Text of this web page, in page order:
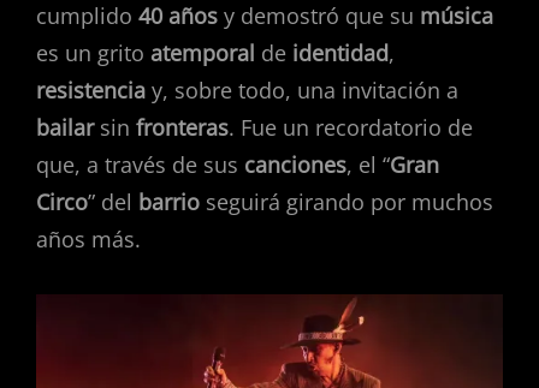
cumplido 40 años y demostró que su música
es un grito atemporal de identidad,
resistencia y, sobre todo, una invitación a
bailarsin fronteras. Fue un recordatorio de
que, a través de sus canciones, el “Gran
Circo” del barrio seguirá girando por muchos
años más.